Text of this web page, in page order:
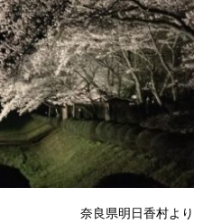
奈良県明日香村より